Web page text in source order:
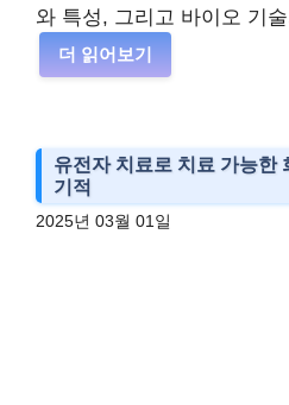
와 특성, 그리고 바이오 기
더 읽어보기
유전자 치료로 치료 가능한
기적
2025년 03월 01일